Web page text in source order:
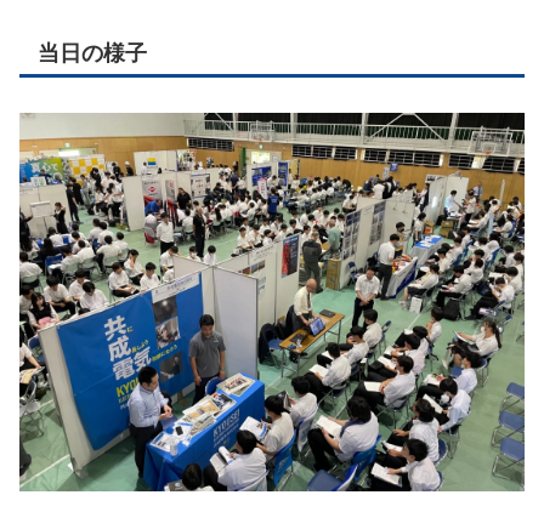
当日の様子